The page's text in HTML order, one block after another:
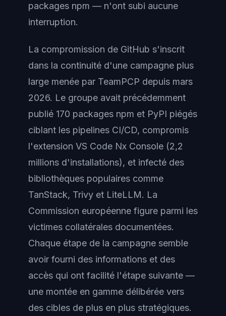
packages npm — n'ont subi aucune
interruption.
La compromission de GitHub s'inscrit
dans la continuité d'une campagne plus
large menée par TeamPCP depuis mars
2026. Le groupe avait précédemment
publié 170 packages npm et PyPI piégés
ciblant les pipelines CI/CD, compromis
l'extension VS Code Nx Console (2,2
millions d'installations), et infecté des
bibliothèques populaires comme
TanStack, Trivy et LiteLLM. La
Commission européenne figure parmi les
victimes collatérales documentées.
Chaque étape de la campagne semble
avoir fourni des informations et des
accès qui ont facilité l'étape suivante —
une montée en gamme délibérée vers
des cibles de plus en plus stratégiques.